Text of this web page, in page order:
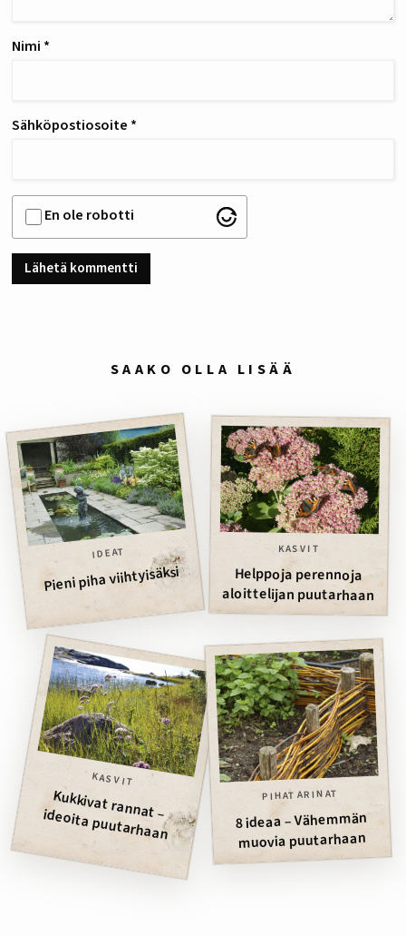
Nimi *
Sähköpostiosoite *
En ole robotti
SAAKO OLLA LISÄÄ
IDEAT
Pieni piha viihtyisäksi
KASVIT
Helppoja perennoja
aloittelijan puutarhaan
KASVIT
Kukkivat rannat – ideoita puutarhaan
PIHATARINAT
8 ideaa – Vähemmän
muovia puutarhaan